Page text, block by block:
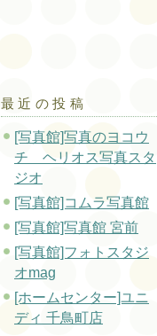
最近の投稿
[写真館]写真のヨコウ
チ ヘリオス写真スタ
ジオ
[写真館]コムラ写真館
[写真館]写真館 宮前
[写真館]フォトスタジ
オmag
[ホームセンター]ユニ
ディ 千鳥町店